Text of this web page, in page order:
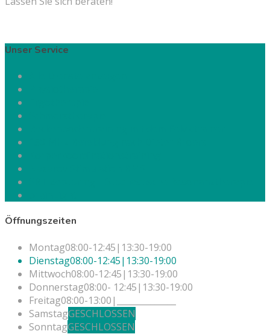
Unser Service
Öffnungszeiten
Montag08:00-12:45|13:30-19:00
Dienstag08:00-12:45|13:30-19:00
Mittwoch08:00-12:45|13:30-19:00
Donnerstag08:00- 12:45|13:30-19:00
Freitag08:00-13:00|______________
SamstagGESCHLOSSEN
SonntagGESCHLOSSEN